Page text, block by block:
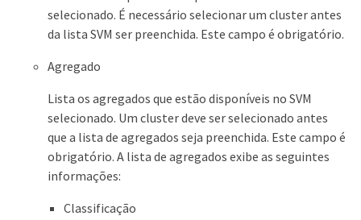
selecionado. É necessário selecionar um cluster antes
da lista SVM ser preenchida. Este campo é obrigatório.
Agregado
Lista os agregados que estão disponíveis no SVM
selecionado. Um cluster deve ser selecionado antes
que a lista de agregados seja preenchida. Este campo é
obrigatório. A lista de agregados exibe as seguintes
informações:
Classificação